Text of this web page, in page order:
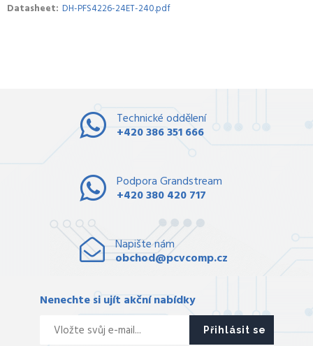
Datasheet DH-PFS4226-24ET-240.pdf
Technické oddělení
+420 386 351 666
Podpora Grandstream
+420 380 420 717
Napište nám
obchod@pcvcomp.cz
Nenechte si ujít akční nabídky
Přihlásit se